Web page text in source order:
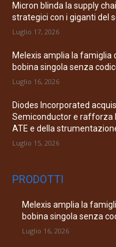
Micron blinda la supply
strategici con i giganti del
Luglio 17, 2026
Melexis amplia la famiglia
bobina singola senza
Luglio 16, 2026
Diodes Incorporated
Semiconductor e rafforza
ATE e della
Luglio 15, 2026
PRODOTTI
Melexis amplia la
bobina singola senza
Luglio 16, 2026